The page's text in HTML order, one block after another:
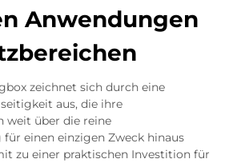
Anwendungen
zeichnet sich durch eine
aus, die ihre
weit über die reine
einen einzigen Zweck hinaus
zu einer praktischen Investition für